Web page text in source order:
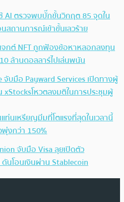
ตรวจพบบั๊กขั้นวิกฤต 85 จุดใน
สถานการณ์เข้าขั้นเลวร้าย
จกต์ NFT ถูกฟ้องข้อหาหลอกลงทุน
ล้านดอลลาร์ไปเล่นพนัน
จับมือ Payward Services เปิดทางผู้
xStocksโหวตลงมติในการประชุมผู้
ท่นเหรียญมีมที่โตแรงที่สุดในเวลานี้
งกว่า 150%
จับมือ Visa ลุยเปิดตัว
นโอนเงินผ่าน Stablecoin